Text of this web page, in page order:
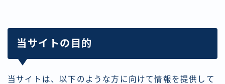
当サイトの目的
当サイトは、以下のような方に向けて情報を提供して